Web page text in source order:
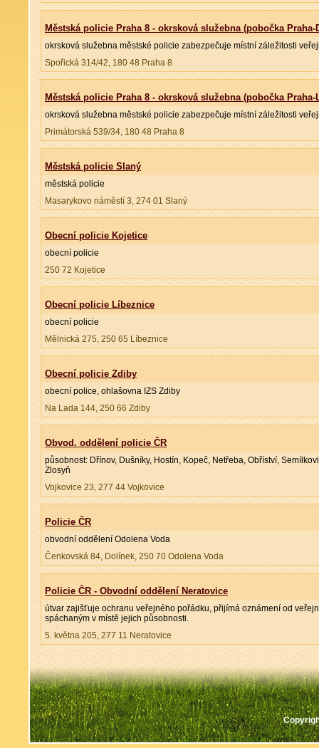
Městská policie Praha 8 - okrsková služebna (pobočka Praha-
okrsková služebna městské policie zabezpečuje místní záležitosti
Spořická 314/42, 180 48 Praha 8
Městská policie Praha 8 - okrsková služebna (pobočka Praha-
okrsková služebna městské policie zabezpečuje místní záležitosti
Primátorská 539/34, 180 48 Praha 8
Městská policie Slaný
městská policie
Masarykovo náměstí 3, 274 01 Slaný
Obecní policie Kojetice
obecní policie
250 72 Kojetice
Obecní policie Líbeznice
obecní policie
Mělnická 275, 250 65 Líbeznice
Obecní policie Zdiby
obecní police, ohlašovna IZS Zdiby
Na Lada 144, 250 66 Zdiby
Obvod. oddělení policie ČR
působnost: Dřínov, Dušníky, Hostín, Kopeč, Netřeba, Obříství,
Zlosyň
Vojkovice 23, 277 44 Vojkovice
Policie ČR
obvodní oddělení Odolena Voda
Čenkovská 84, Dolínek, 250 70 Odolena Voda
Policie ČR - Obvodní oddělení Neratovice
útvar zajišťuje ochranu veřejného pořádku, přijímá oznámení od
spáchaným v místě jejich působnosti.
5. května 205, 277 11 Neratovice